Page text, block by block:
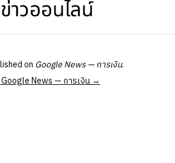
on Google News — การเงิน.
News — การเงิน →